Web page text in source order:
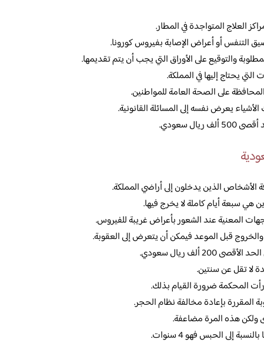
العلاج المتواجدة في المطار.
التنفس أو أعراض الإصابة بفيروس كورونا.
والتوقيع على الأوراق التي يجب أن يتم تقديمها.
يحتاج إليها في المملكة.
على الصحة العامة للمواطنين.
يعرض نفسه إلى المسائلة القانونية.
سعودي.
الذين يدخلون إلى أراضي المملكة.
سبعة أيام كاملة لا يخرج فيها.
المعنية عند الشعور بأعراض غريبة للفيروس.
قبل الموعد فيمكن أن يتعرض إلى العقوبة.
ألف ريال سعودي.
لا تقل عن سنتين.
المحكمة ضرورة القيام بذلك.
المقررة بإعادة مخالفة نظام الحجر.
ولكن هذه المرة مضاعفة.